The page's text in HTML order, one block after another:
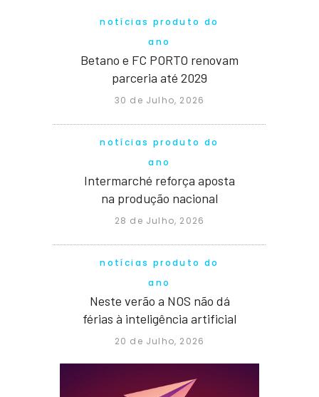
notícias produto do
ano
Betano e FC PORTO renovam
parceria até 2029
30 de Julho, 2026
notícias produto do
ano
Intermarché reforça aposta
na produção nacional
28 de Julho, 2026
notícias produto do
ano
Neste verão a NOS não dá
férias à inteligência artificial
20 de Julho, 2026